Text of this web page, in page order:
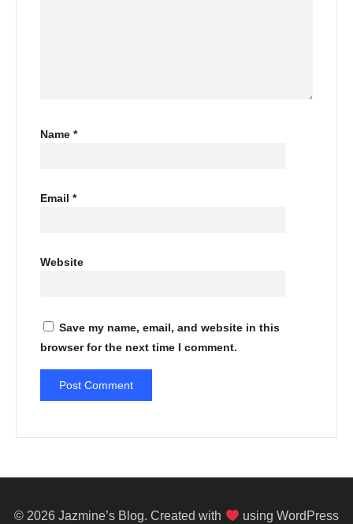
Name *
Email *
Website
Save my name, email, and website in this
browser for the next time I comment.
© 2026 Jazmine’s Blog. Created with
using WordPress